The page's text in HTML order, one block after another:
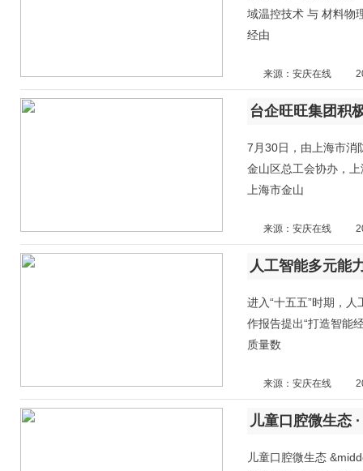
域温控技术 与 材料物
经由
来源：安庆在线
7月30日，由上海市消
金山区总工会协办，
上海市金山
来源：安庆在线
人工智能多元能
进入“十五五”时期，
作报告提出“打造智能
质量数
来源：安庆在线
儿童口腔微生态
儿童口腔微生态